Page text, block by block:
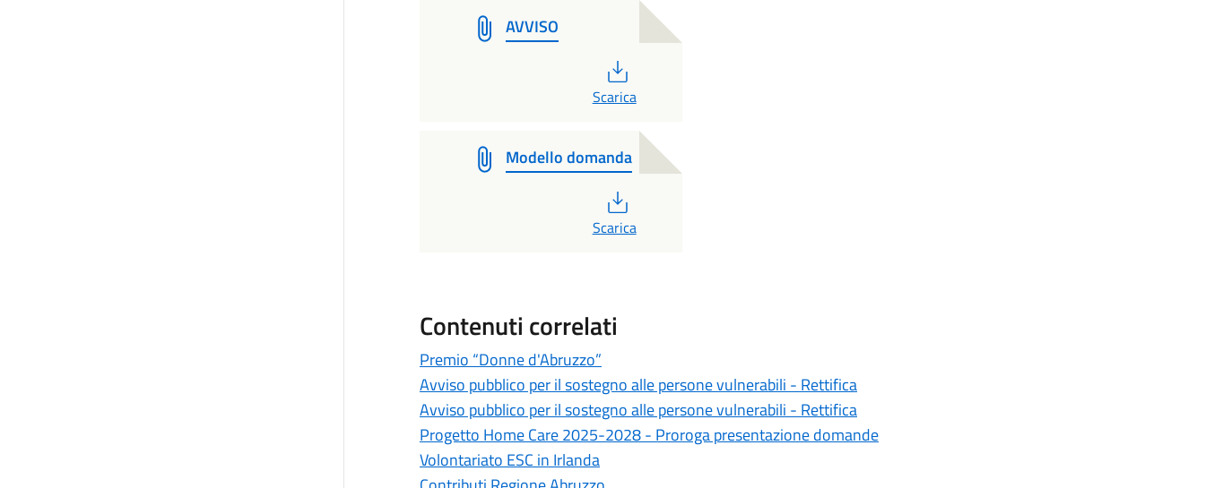
AVVISO
Scarica
Modello domanda
Scarica
Contenuti correlati
Premio “Donne d'Abruzzo”
Avviso pubblico per il sostegno alle persone vulnerabili - Rettifica
Avviso pubblico per il sostegno alle persone vulnerabili - Rettifica
Progetto Home Care 2025-2028 - Proroga presentazione domande
Volontariato ESC in Irlanda